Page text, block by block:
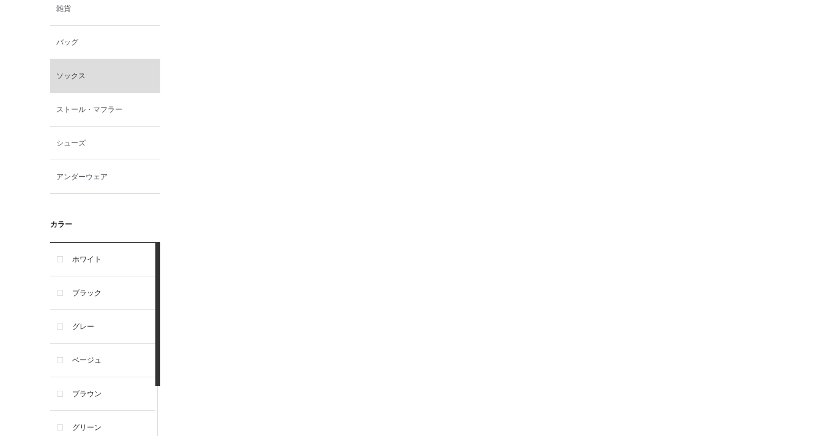
雑貨
バッグ
ソックス
ストール・マフラー
シューズ
アンダーウェア
カラー
ホワイト
ブラック
グレー
ベージュ
ブラウン
グリーン